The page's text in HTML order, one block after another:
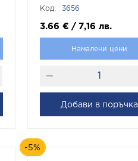
марка V-TAC
Код: 3656
3.66 € / 7,16 лв.
Намалени цени
Добави в поръчка
-5%